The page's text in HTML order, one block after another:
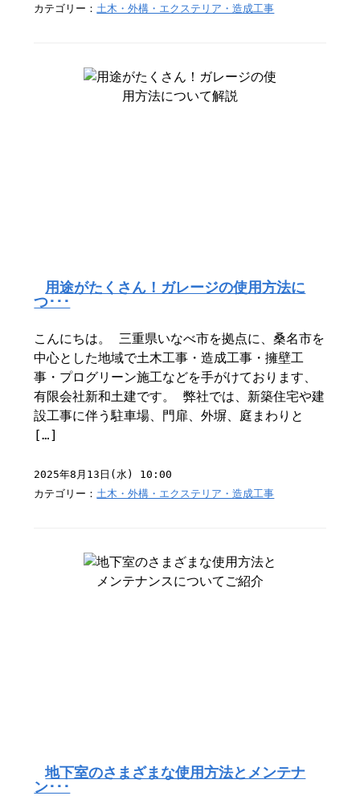
カテゴリー：土木・外構・エクステリア・造成工事
用途がたくさん！ガレージの使用方法に
つ･･･
こんにちは。 三重県いなべ市を拠点に、桑名市を
中心とした地域で土木工事・造成工事・擁壁工
事・プログリーン施工などを手がけております、
有限会社新和土建です。 弊社では、新築住宅や建
設工事に伴う駐車場、門扉、外塀、庭まわりと
[…]
2025年8月13日(水) 10:00
カテゴリー：土木・外構・エクステリア・造成工事
地下室のさまざまな使用方法とメンテナ
ン･･･